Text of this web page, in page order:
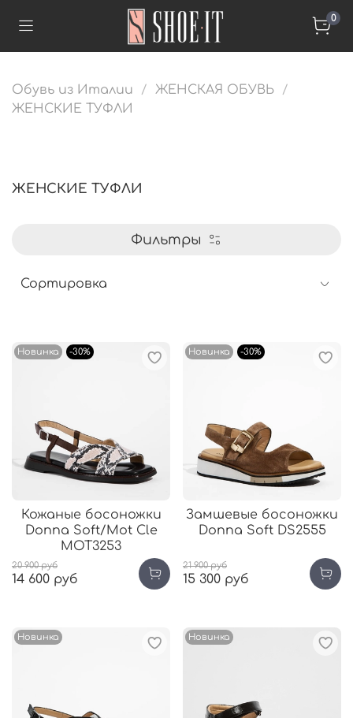
0
Обувь из Италии
ЖЕНСКАЯ ОБУВЬ
ЖЕНСКИЕ ТУФЛИ
ЖЕНСКИЕ ТУФЛИ
Фильтры
Новинка -30%
Кожаные босоножки
Donna Soft/Mot Cle
MOT3253
20 900 руб
14 600 руб
Новинка -30%
Замшевые босоножки
Donna Soft DS2555
21 900 руб
15 300 руб
Новинка Новинка